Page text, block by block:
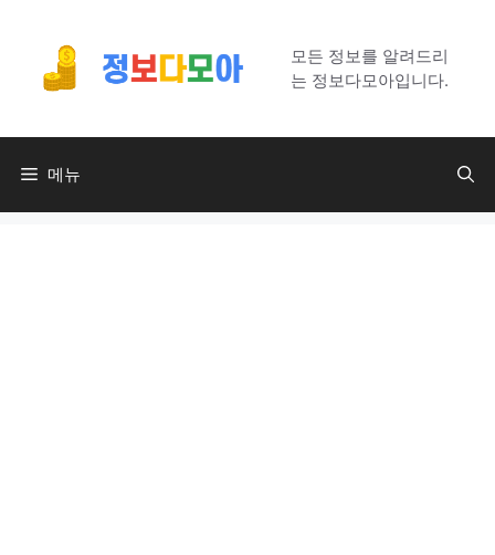
모든 정보를 알려드리
는 정보다모아입니다.
메뉴